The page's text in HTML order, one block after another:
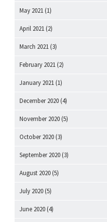
May 2021 (1)
April 2021 (2)
March 2021 (3)
February 2021 (2)
January 2021 (1)
December 2020 (4)
November 2020 (5)
October 2020 (3)
September 2020 (3)
August 2020 (5)
July 2020 (5)
June 2020 (4)